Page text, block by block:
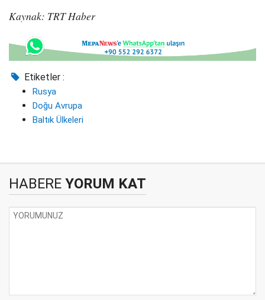
Kaynak: TRT Haber
Etiketler :
Rusya
Doğu Avrupa
Baltık Ülkeleri
HABERE YORUM KAT